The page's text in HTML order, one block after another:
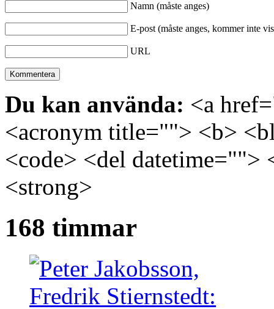
Namn (måste anges)
E-post (måste anges, kommer inte
URL
Du kan använda: <a
<acronym title=""> <b>
<code> <del
<strong>
168 timmar